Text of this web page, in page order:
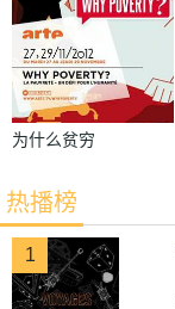
为什么贫穷
热播榜
1